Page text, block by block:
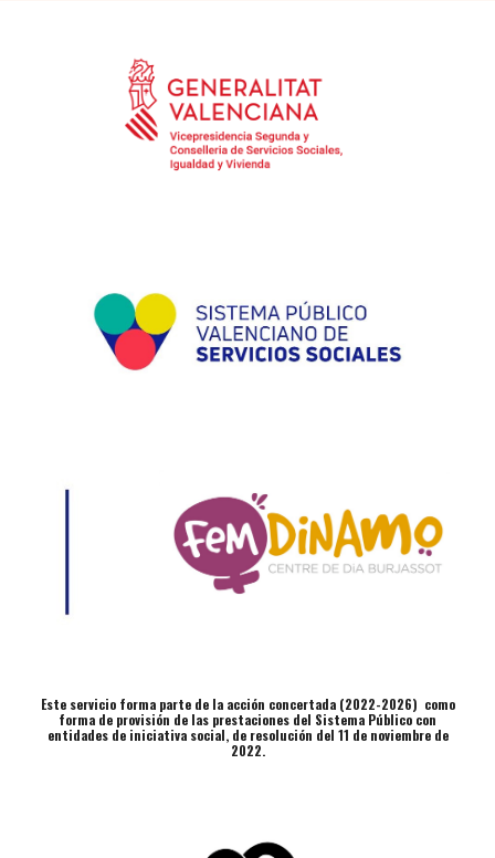
Este servicio forma parte de la acción concertada (2022-2026) como
forma de provisión de las prestaciones del Sistema Público con
entidades de iniciativa social, de resolución del 11 de noviembre de
2022.